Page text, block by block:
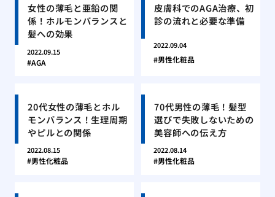
女性の薄毛と亜鉛の関
係！ホルモンバランスと
髪への効果
2022.09.15
AGA
皮膚科でのAGA治療、初
診の流れと必要な準備
2022.09.04
男性化粧品
20代女性の薄毛とホル
モンバランス！生理周期
やピルとの関係
2022.08.15
男性化粧品
70代男性の薄毛！髪型
選びで失敗しないための
美容師への伝え方
2022.08.14
男性化粧品